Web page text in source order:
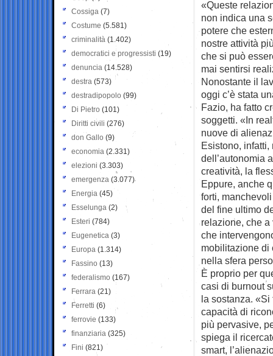
«Queste
non indica una
potere che
nostre attività
che si può
mai sentirsi
Nonostante il
oggi c’è stata
Fazio, ha fatto
soggetti. «In
nuove di
Esistono,
dell’autonomia
creatività, la
Eppure, anche
forti,
del fine ultimo
relazione, che
che
mobilitazione di
nella sfera
È proprio per
casi di burnout
la sostanza.
capacità di
più pervasive,
spiega il
smart,
Cossiga (7)
Costume (5.581)
criminalità (1.402)
democratici e progressisti (19)
denuncia (14.528)
destra (573)
destradipopolo (99)
Di Pietro (101)
Diritti civili (276)
don Gallo (9)
economia (2.331)
elezioni (3.303)
emergenza (3.077)
Energia (45)
Esselunga (2)
Esteri (784)
Eugenetica (3)
Europa (1.314)
Fassino (13)
federalismo (167)
Ferrara (21)
Ferretti (6)
ferrovie (133)
finanziaria (325)
Fini (821)